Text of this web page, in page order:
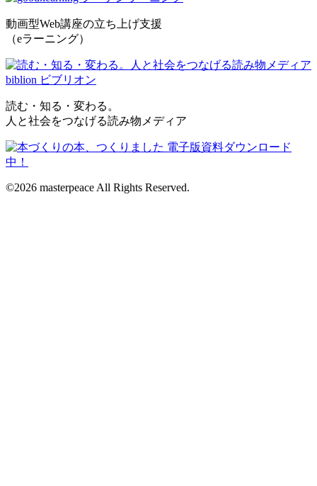
動画型Web講座の立ち上げ支援
（eラーニング）
読む・知る・変わる。
人と社会をつなげる読み物メディア
©2026 masterpeace All Rights Reserved.